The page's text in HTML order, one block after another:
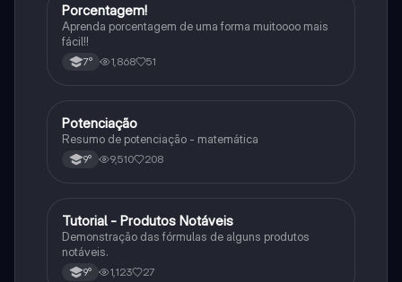
Matematica
Porcentagem!
Aprenda porcentagem de uma forma muitoooo mais
fácil!!
7° 1,868 51
Matematica
Potenciação
Resumo de potenciação - matemática
9° 9,510 208
Matematica
Tutorial - Produtos Notáveis
Demonstração das fórmulas de alguns produtos
notáveis.
9° 1,123 27